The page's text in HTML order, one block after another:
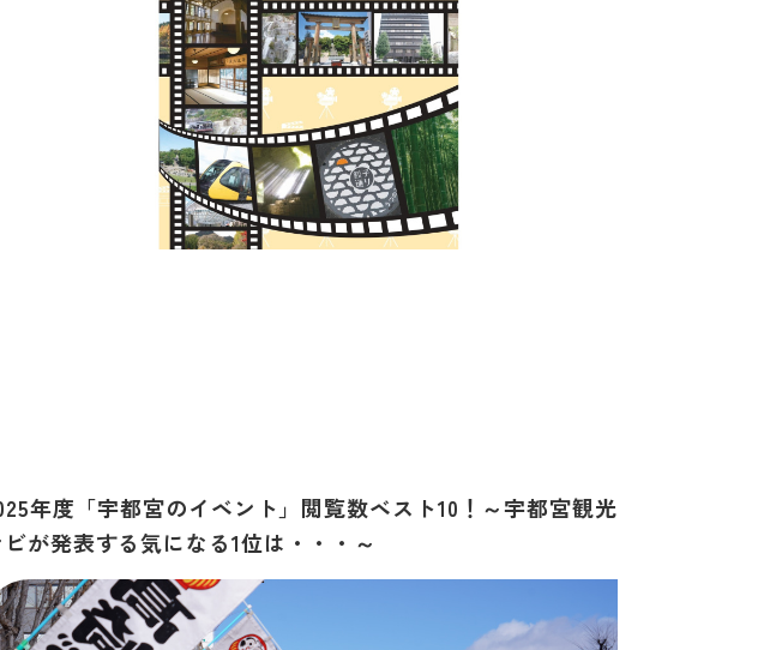
年度「宇都宮のイベント」閲覧数ベスト10！～宇都宮観光
ビが発表する気になる1位は・・・～